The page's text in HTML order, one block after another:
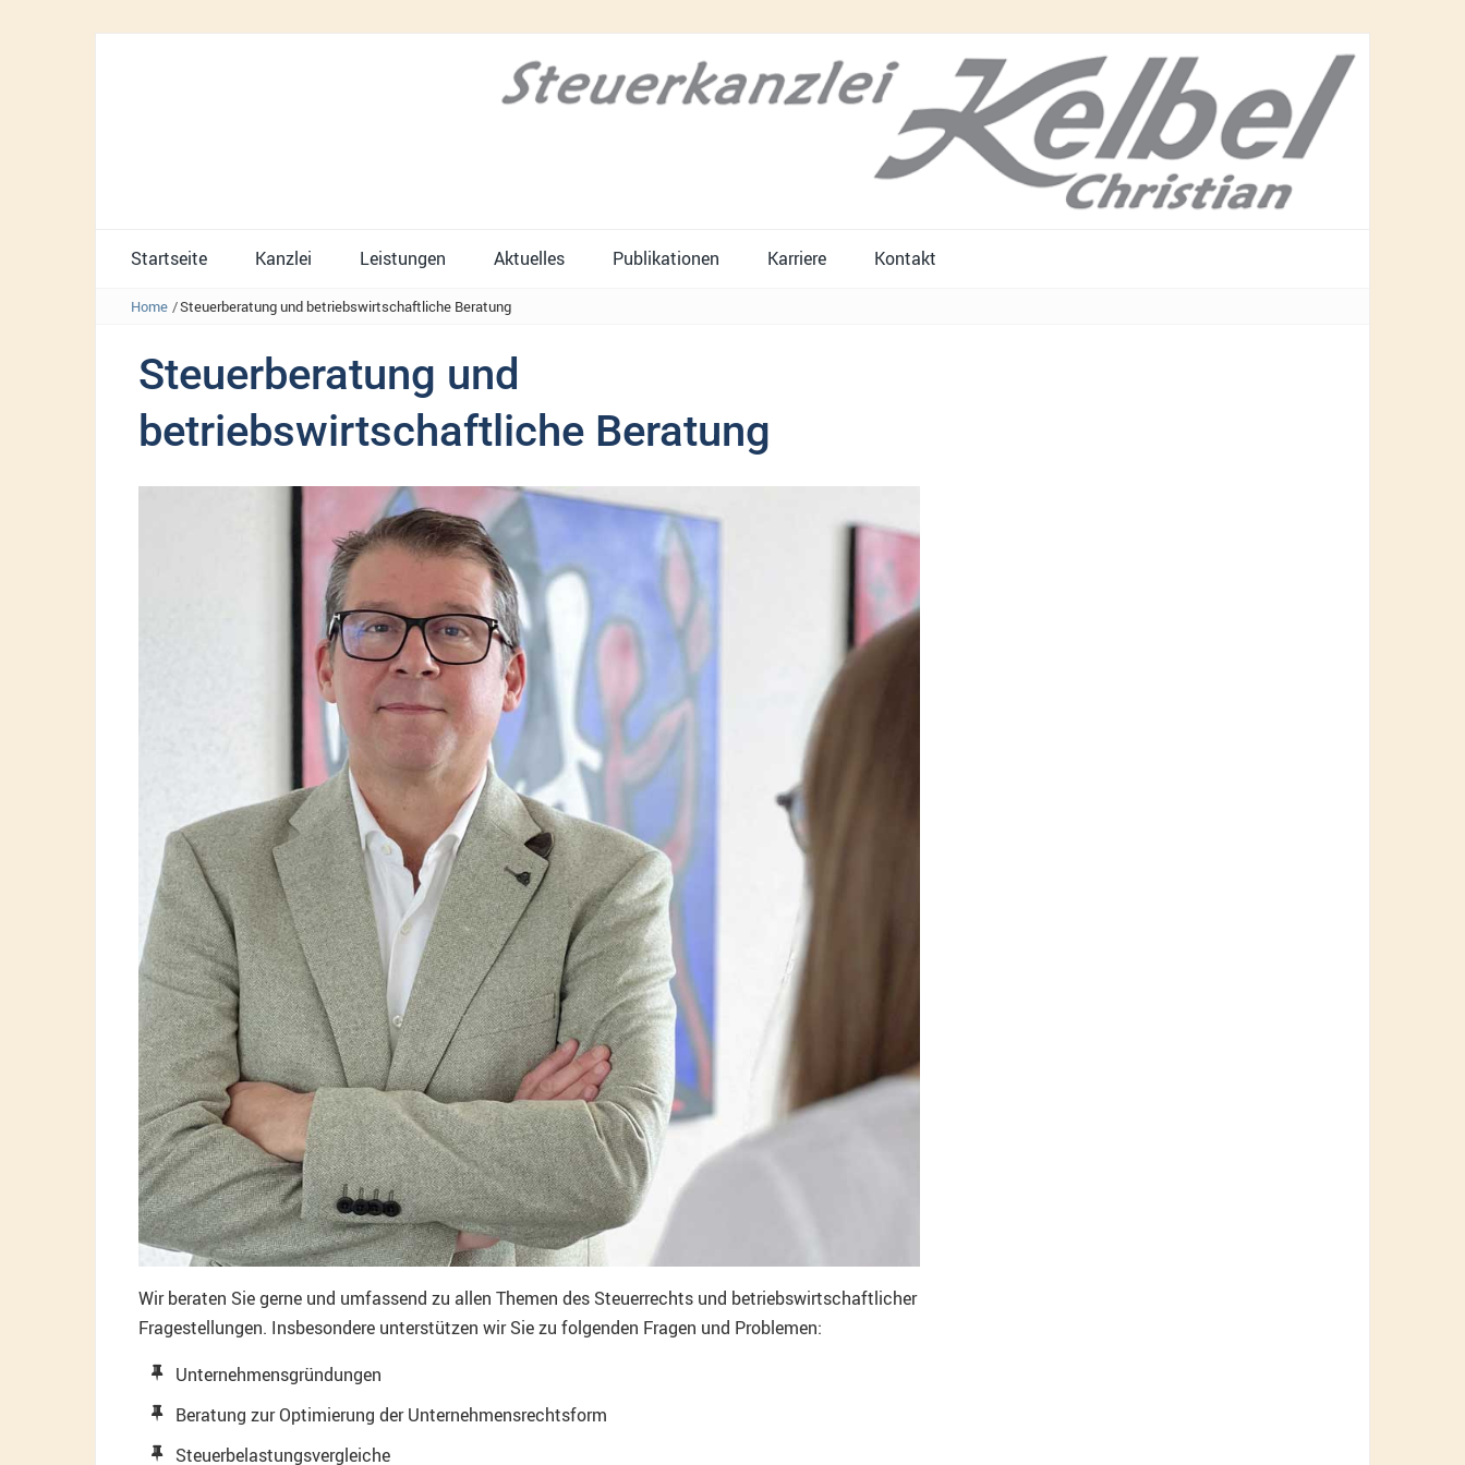
Startseite Kanzlei Leistungen Aktuelles Publikationen Karriere Kontakt
Home /Steuerberatung und betriebswirtschaftliche Beratung
Steuerberatung und
betriebswirtschaftliche Beratung
Wir beraten Sie gerne und umfassend zu allen Themen des Steuerrechts und betriebswirtschaftlicher
Fragestellungen. Insbesondere unterstützen wir Sie zu folgenden Fragen und Problemen:
Unternehmensgründungen
Beratung zur Optimierung der Unternehmensrechtsform
Steuerbelastungsvergleiche